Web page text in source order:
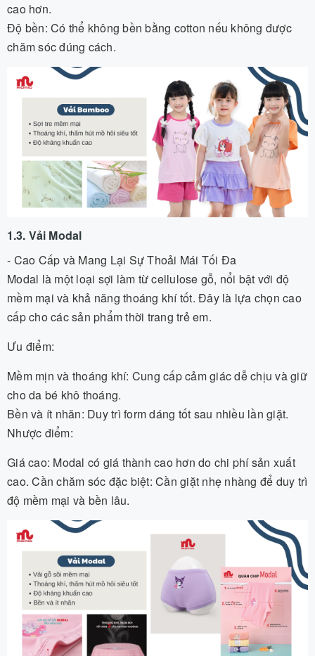
cao hơn.
Độ bền: Có thể không bền bằng cotton nếu không được
chăm sóc đúng cách.
1.3. Vải Modal
- Cao Cấp và Mang Lại Sự Thoải Mái Tối Đa
Modal là một loại sợi làm từ cellulose gỗ, nổi bật với độ
mềm mại và khả năng thoáng khí tốt. Đây là lựa chọn cao
cấp cho các sản phẩm thời trang trẻ em.
Ưu điểm:
Mềm mịn và thoáng khí: Cung cấp cảm giác dễ chịu và giữ
cho da bé khô thoáng.
Bền và ít nhăn: Duy trì form dáng tốt sau nhiều lần giặt.
Nhược điểm:
Giá cao: Modal có giá thành cao hơn do chi phí sản xuất
cao. Cần chăm sóc đặc biệt: Cần giặt nhẹ nhàng để duy trì
độ mềm mại và bền lâu.